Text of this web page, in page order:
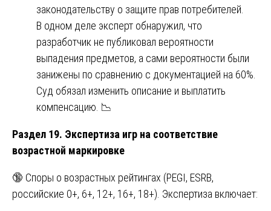
законодательству о защите прав потребителей.
В одном деле эксперт обнаружил, что
разработчик не публиковал вероятности
выпадения предметов, а сами вероятности были
занижены по сравнению с документацией на 60%.
Суд обязал изменить описание и выплатить
компенсацию. 📉
Раздел 19. Экспертиза игр на соответствие
возрастной маркировке
🔞 Споры о возрастных рейтингах (PEGI, ESRB,
российские 0+, 6+, 12+, 16+, 18+). Экспертиза включает: